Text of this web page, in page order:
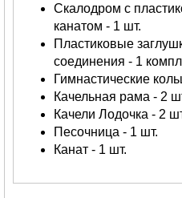
Скалодром с
канатом - 1 шт.
Пластиковые
соединения - 1
Гимнастические
Качельная рама - 2
Качели Лодочка - 2
Песочница - 1 шт.
Канат - 1 шт.